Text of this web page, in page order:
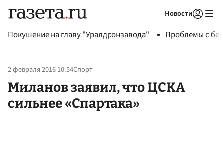
Новости
Покушение на главу "Уралдронзавода" Проблемы с
2 февраля 2016 10:54Спорт
Миланов заявил, что ЦСКА
сильнее «Спартака»